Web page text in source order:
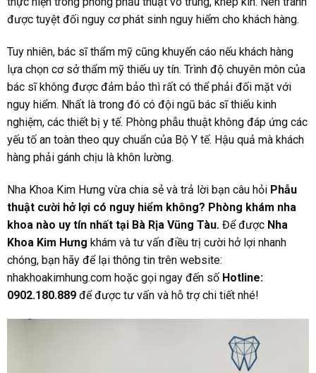
được tuyệt đối nguy cơ phát sinh nguy hiểm cho khách hàng.
Tuy nhiên, bác sĩ thẩm mỹ cũng khuyến cáo nếu khách hàng
lựa chọn cơ sở thẩm mỹ thiếu uy tín. Trình độ chuyên môn của
bác sĩ không được đảm bảo thì rất có thể phải đối mặt với
nguy hiểm. Nhất là trong đó có đội ngũ bác sĩ thiếu kinh
nghiệm, các thiết bị y tế. Phòng phẫu thuật không đáp ứng các
yếu tố an toàn theo quy chuẩn của Bộ Y tế. Hậu quả mà khách
hàng phải gánh chịu là khôn lường.
Nha Khoa Kim Hưng vừa chia sẻ và trả lời bạn câu hỏi Phẫu
thuật cười hở lợi có nguy hiểm không? Phòng khám nha
khoa nào uy tín nhất tại Bà Rịa Vũng Tàu. Để được Nha
Khoa Kim Hưng khám và tư vấn điều trị cười hở lợi nhanh
chóng, bạn hãy để lại thông tin trên website:
nhakhoakimhung.comhoặc gọi ngay đến số Hotline:
0902.180.889để được tư vấn và hỗ trợ chi tiết nhé!